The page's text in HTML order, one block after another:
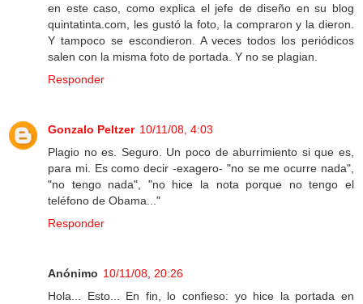
en este caso, como explica el jefe de diseño en su blog
quintatinta.com, les gustó la foto, la compraron y la dieron.
Y tampoco se escondieron. A veces todos los periódicos
salen con la misma foto de portada. Y no se plagian.
Responder
Gonzalo Peltzer 10/11/08, 4:03
Plagio no es. Seguro. Un poco de aburrimiento si que es,
para mi. Es como decir -exagero- "no se me ocurre nada",
"no tengo nada", "no hice la nota porque no tengo el
teléfono de Obama..."
Responder
Anónimo 10/11/08, 20:26
Hola... Esto... En fin, lo confieso: yo hice la portada en